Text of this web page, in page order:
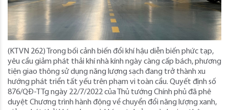
(KTVN 262) Trong bối cảnh biến đổi khí hậu diễn biến phức tạp,
yêu cầu giảm phát thải khí nhà kính ngày càng cấp bách, phương
tiện giao thông sử dụng năng lượng sạch đang trở thành xu
hướng phát triển tất yếu trên phạm vi toàn cầu. Quyết định số
876/QĐ-TTg ngày 22/7/2022 của Thủ tướng Chính phủ đã phê
duyệt Chương trình hành động về chuyển đổi năng lượng xanh,